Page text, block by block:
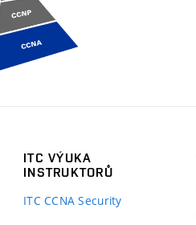
ITC VÝUKA
INSTRUKTORŮ
ITC CCNA Security